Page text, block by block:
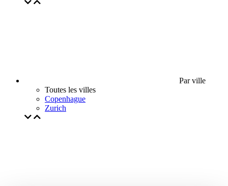
Par ville
Toutes les villes
Copenhague
Zurich